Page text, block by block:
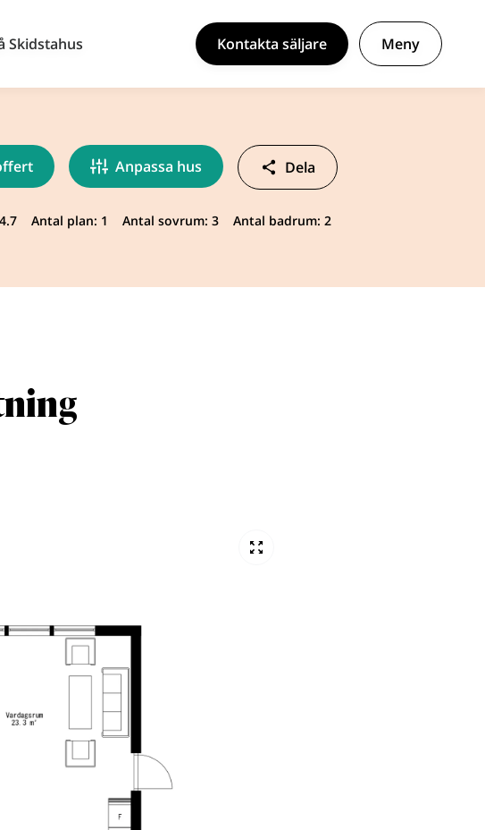
Skidstahus Kontakta säljare Meny
Anpassa hus Dela
Antal plan: 1 Antal sovrum: 3 Antal badrum: 2